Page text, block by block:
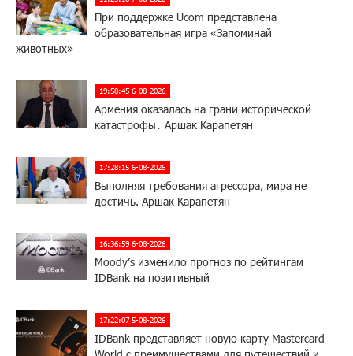
При поддержке Ucom представлена
образовательная игра «Запоминай
животных»
19:58:45 6-08-2026
Армения оказалась на грани исторической
катастрофы․ Аршак Карапетян
17:28:15 6-08-2026
Выполняя требования агрессора, мира не
достичь. Аршак Карапетян
16:36:59 6-08-2026
Moody’s изменило прогноз по рейтингам
IDBank на позитивный
17:22:07 5-08-2026
IDBank представляет новую карту Mastercard